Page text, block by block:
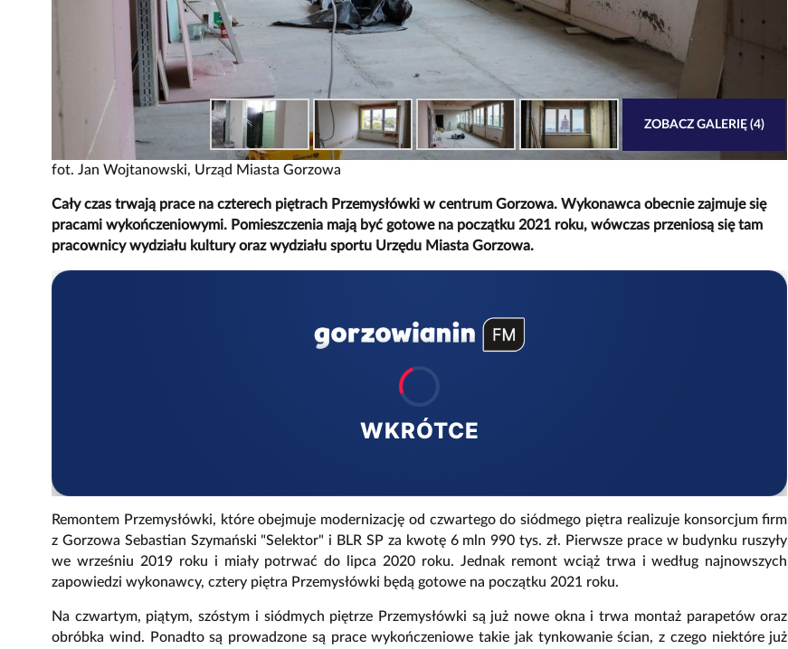
fot. Jan Wojtanowski, Urząd Miasta Gorzowa
ZOBACZ GALERIĘ (4)
Cały czas trwają prace na czterech piętrach Przemysłówki w centrum Gorzowa. Wykonawca obecnie zajmuje się
pracami wykończeniowymi. Pomieszczenia mają być gotowe na początku 2021 roku, wówczas przeniosą się tam
pracownicy wydziału kultury oraz wydziału sportu Urzędu Miasta Gorzowa.
WKRÓTCE
Remontem Przemysłówki, które obejmuje modernizację od czwartego do siódmego piętra realizuje konsorcjum firm
z Gorzowa Sebastian Szymański "Selektor" i BLR SP za kwotę 6 mln 990 tys. zł. Pierwsze prace w budynku ruszyły
we wrześniu 2019 roku i miały potrwać do lipca 2020 roku. Jednak remont wciąż trwa i według najnowszych
zapowiedzi wykonawcy, cztery piętra Przemysłówki będą gotowe na początku 2021 roku.
Na czwartym, piątym, szóstym i siódmych piętrze Przemysłówki są już nowe okna i trwa montaż parapetów oraz
obróbka wind. Ponadto są prowadzone są prace wykończeniowe takie jak tynkowanie ścian, z czego niektóre już